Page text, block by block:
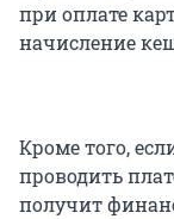
при оплате
начисление
Кроме того,
проводить
получит